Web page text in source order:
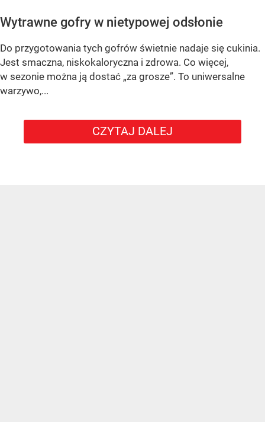
Wytrawne gofry w nietypowej odsłonie
Do przygotowania tych gofrów świetnie nadaje się cukinia.
Jest smaczna, niskokaloryczna i zdrowa. Co więcej,
w sezonie można ją dostać „za grosze”. To uniwersalne
warzywo,...
CZYTAJ DALEJ